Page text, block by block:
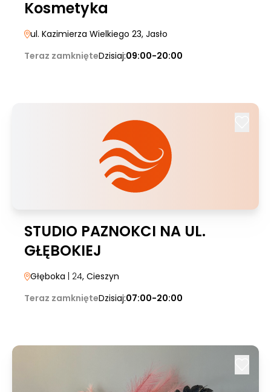
Kosmetyka
ul. Kazimierza Wielkiego 23, Jasło
Teraz zamknięteDzisiaj:09:00-20:00
STUDIO PAZNOKCI NA UL.
GŁĘBOKIEJ
Głęboka | 24, Cieszyn
Teraz zamknięteDzisiaj:07:00-20:00